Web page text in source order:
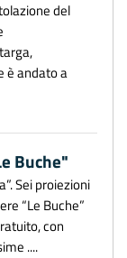
del
è andato a
Buche"
Sei proiezioni
“Le Buche”
con
....